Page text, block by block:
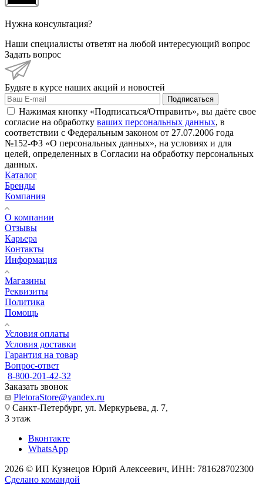
Нужна консультация?
Наши специалисты ответят на любой интересующий вопрос
Задать вопрос
Будьте в курсе наших акций и новостей
Подписаться
Нажимая кнопку «Подписаться/Отправить», вы даёте свое
согласие на обработку ваших персональных данных, в
соответствии с Федеральным законом от 27.07.2006 года
№152-ФЗ «О персональных данных», на условиях и для
целей, определенных в Согласии на обработку персональных
данных.
Каталог
Бренды
Компания
О компании
Отзывы
Карьера
Контакты
Информация
Магазины
Реквизиты
Политика
Помощь
Условия оплаты
Условия доставки
Гарантия на товар
Вопрос-ответ
8-800-201-42-32
Заказать звонок
PletoraStore@yandex.ru
Санкт-Петербург, ул. Меркурьева, д. 7,
3 этаж
Вконтакте
WhatsApp
2026 © ИП Кузнецов Юрий Алексеевич, ИНН: 781628702300
Сделано командой